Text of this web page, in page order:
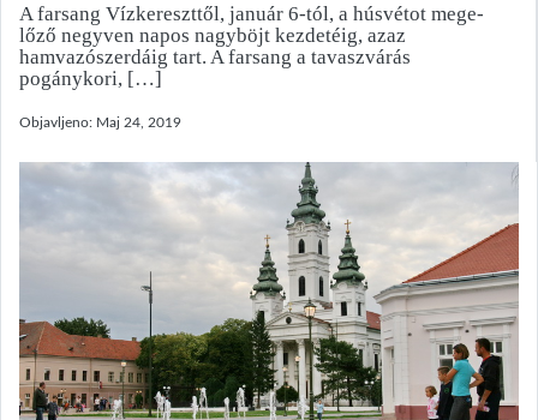
A farsang Vízkereszttől, január 6-tól, a húsvétot mege-
lőző negyven napos nagyböjt kezdetéig, azaz
hamvazószerdáig tart. A farsang a tavaszvárás
pogánykori, […]
Objavljeno: Maj 24, 2019